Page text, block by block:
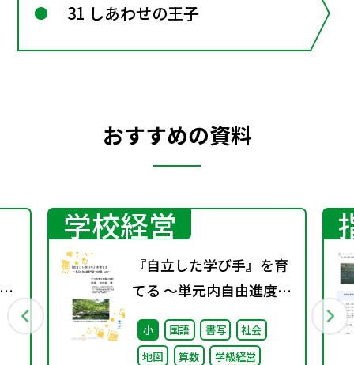
31 しあわせの王子
おすすめの資料
学校経営
『自立した学び手』を育
てる ～単元内自由進度学
習への挑戦 vol.1～
小 国語 書写
社会
地図
算数 学級経営